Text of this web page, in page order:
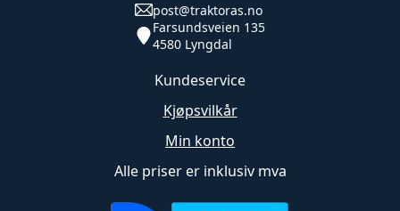
post@traktoras.no
Farsundsveien 135
4580 Lyngdal
Kundeservice
Kjøpsvilkår
Min konto
Alle priser er inklusiv mva